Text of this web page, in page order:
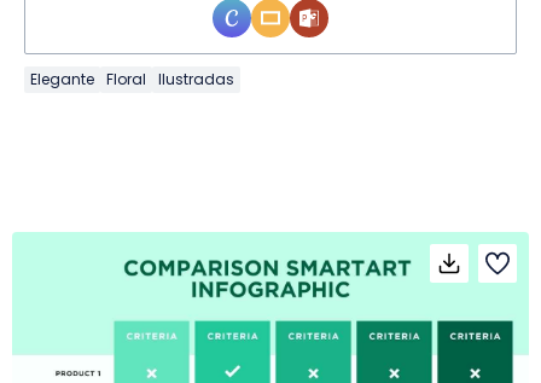
Elegante Floral Ilustradas